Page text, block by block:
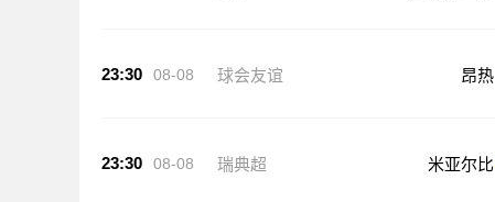
23:30 08-08 球会友谊 昂热
23:30 08-08 瑞典超 米亚尔比